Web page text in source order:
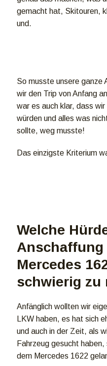
gemacht hat, Skitouren,
und.
So musste unsere ganze
wir den Trip von Anfang
war es auch klar, dass
würden und alles was
sollte, weg musste!
Das einzigste Kriterium
Welche
Anschaffung
Mercedes
schwierig zu
Anfänglich wollten wir
LKW haben, es hat sich
und auch in der Zeit, als
Fahrzeug gesucht
dem Mercedes 1622